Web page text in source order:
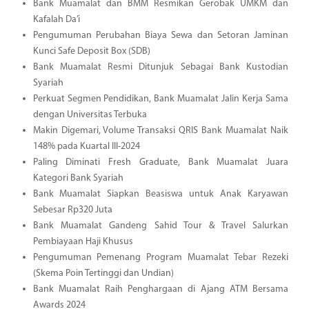
Bank Muamalat dan BMM Resmikan Gerobak UMKM dan
Kafalah Da’i
Pengumuman Perubahan Biaya Sewa dan Setoran Jaminan
Kunci Safe Deposit Box (SDB)
Bank Muamalat Resmi Ditunjuk Sebagai Bank Kustodian
Syariah
Perkuat Segmen Pendidikan, Bank Muamalat Jalin Kerja Sama
dengan Universitas Terbuka
Makin Digemari, Volume Transaksi QRIS Bank Muamalat Naik
148% pada Kuartal III-2024
Paling Diminati Fresh Graduate, Bank Muamalat Juara
Kategori Bank Syariah
Bank Muamalat Siapkan Beasiswa untuk Anak Karyawan
Sebesar Rp320 Juta
Bank Muamalat Gandeng Sahid Tour & Travel Salurkan
Pembiayaan Haji Khusus
Pengumuman Pemenang Program Muamalat Tebar Rezeki
(Skema Poin Tertinggi dan Undian)
Bank Muamalat Raih Penghargaan di Ajang ATM Bersama
Awards 2024